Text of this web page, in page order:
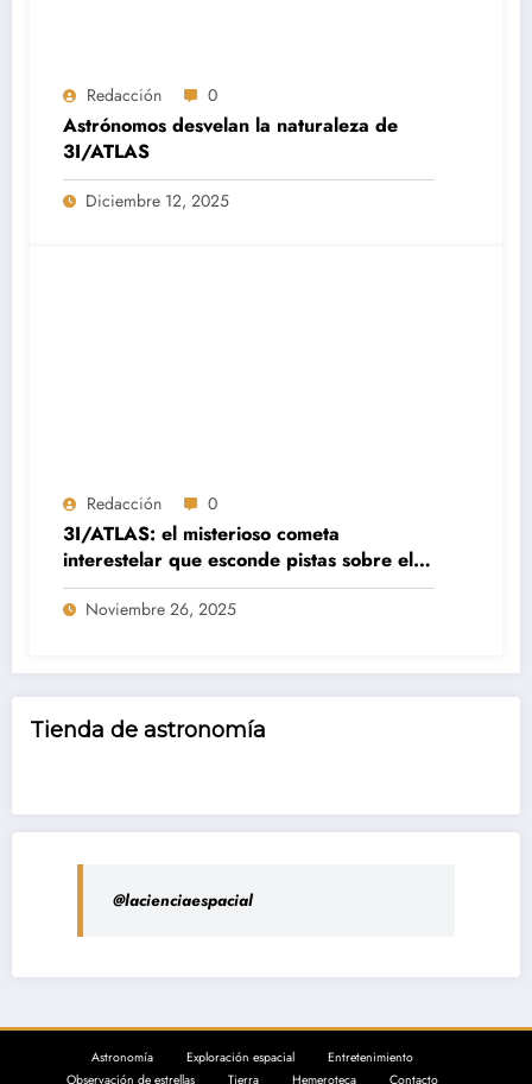
Redacción 0
Astrónomos desvelan la naturaleza de
3I/ATLAS
Diciembre 12, 2025
Redacción 0
3I/ATLAS: el misterioso cometa
interestelar que esconde pistas sobre el
origen de la vida
Noviembre 26, 2025
Tienda de astronomía
@lacienciaespacial
Astronomía Exploración espacial
Entretenimiento
Observación de estrellas
Tierra Hemeroteca Contacto